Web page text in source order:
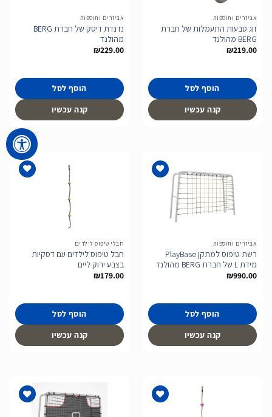
אביזרים ותוספות
זוג טבעות התעמלות של חברת
BERG מהולנד
₪219.00
הוסף לסל
קנה עכשיו
אביזרים ותוספות
נדנדת דיסק של חברת BERG
מהולנד
₪229.00
הוסף לסל
קנה עכשיו
אביזרים ותוספות
רשת טיפוס למתקן PlayBase
מידת L של חברת BERG מהולנד
₪990.00
הוסף לסל
קנה עכשיו
חבלי טיפוס לילדים
חבל טיפוס לילדים עם דסקיות
בצבע ירוק ליים
₪179.00
הוסף לסל
קנה עכשיו